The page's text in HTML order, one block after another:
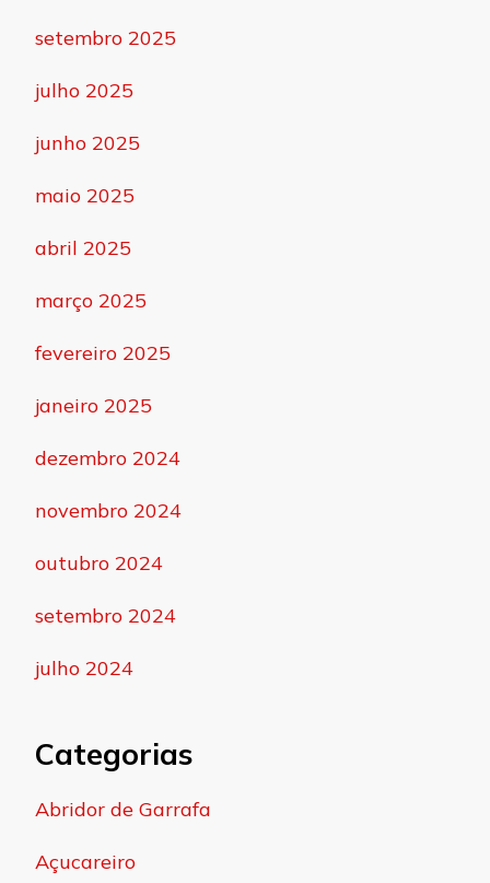
setembro 2025
julho 2025
junho 2025
maio 2025
abril 2025
março 2025
fevereiro 2025
janeiro 2025
dezembro 2024
novembro 2024
outubro 2024
setembro 2024
julho 2024
Categorias
Abridor de Garrafa
Açucareiro